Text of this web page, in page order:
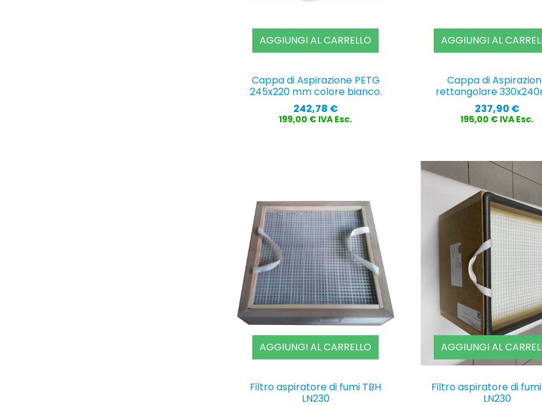
AGGIUNGI AL CARRELLO
Cappa di Aspirazione PETG
245x220 mm colore bianco.
Prezzo
242,78 €
199,00 € IVA Esc.
AGGIUNGI AL
Cappa di
rettangolare
Prezzo
237,90 €
195,00 € IVA Esc.
AGGIUNGI AL CARRELLO
Filtro aspiratore di fumi TBH
LN230
AGGIUNGI AL
Filtro aspiratore di fumi
LN230